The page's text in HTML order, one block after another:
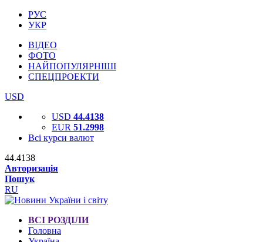
РУС
УКР
ВІДЕО
ФОТО
НАЙПОПУЛЯРНІШІ
СПЕЦПРОЕКТИ
USD
USD 44.4138
EUR 51.2998
Всі курси валют
44.4138
Авторизація
Пошук
RU
ВСІ РОЗДІЛИ
Головна